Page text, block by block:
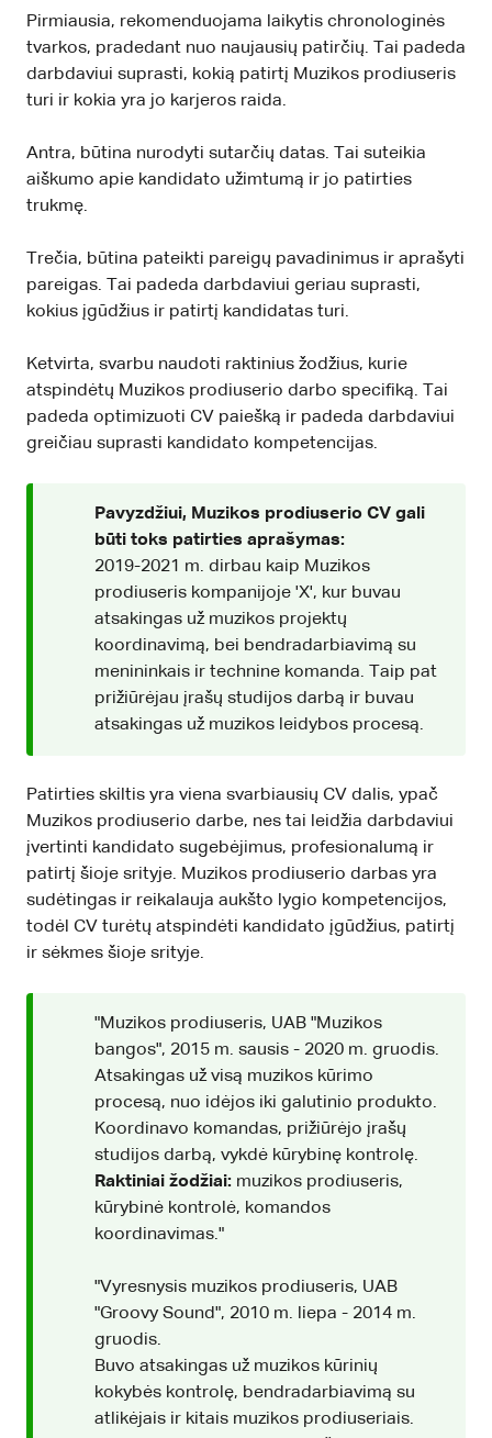
Pirmiausia, rekomenduojama laikytis chronologinės
tvarkos, pradedant nuo naujausių patirčių. Tai padeda
darbdaviui suprasti, kokią patirtį Muzikos prodiuseris
turi ir kokia yra jo karjeros raida.
Antra, būtina nurodyti sutarčių datas. Tai suteikia
aiškumo apie kandidato užimtumą ir jo patirties
trukmę.
Trečia, būtina pateikti pareigų pavadinimus ir aprašyti
pareigas. Tai padeda darbdaviui geriau suprasti,
kokius įgūdžius ir patirtį kandidatas turi.
Ketvirta, svarbu naudoti raktinius žodžius, kurie
atspindėtų Muzikos prodiuserio darbo specifiką. Tai
padeda optimizuoti CV paiešką ir padeda darbdaviui
greičiau suprasti kandidato kompetencijas.
Pavyzdžiui, Muzikos prodiuserio CV gali
būti toks patirties aprašymas:
2019-2021 m. dirbau kaip Muzikos
prodiuseris kompanijoje 'X', kur buvau
atsakingas už muzikos projektų
koordinavimą, bei bendradarbiavimą su
menininkais ir technine komanda. Taip pat
prižiūrėjau įrašų studijos darbą ir buvau
atsakingas už muzikos leidybos procesą.
Patirties skiltis yra viena svarbiausių CV dalis, ypač
Muzikos prodiuserio darbe, nes tai leidžia darbdaviui
įvertinti kandidato sugebėjimus, profesionalumą ir
patirtį šioje srityje. Muzikos prodiuserio darbas yra
sudėtingas ir reikalauja aukšto lygio kompetencijos,
todėl CV turėtų atspindėti kandidato įgūdžius, patirtį
ir sėkmes šioje srityje.
"Muzikos prodiuseris, UAB "Muzikos
bangos", 2015 m. sausis - 2020 m. gruodis.
Atsakingas už visą muzikos kūrimo
procesą, nuo idėjos iki galutinio produkto.
Koordinavo komandas, prižiūrėjo įrašų
studijos darbą, vykdė kūrybinę kontrolę.
Raktiniai žodžiai: muzikos prodiuseris,
kūrybinė kontrolė, komandos
koordinavimas."
"Vyresnysis muzikos prodiuseris, UAB
"Groovy Sound", 2010 m. liepa - 2014 m.
gruodis.
Buvo atsakingas už muzikos kūrinių
kokybės kontrolę, bendradarbiavimą su
atlikėjais ir kitais muzikos prodiuseriais.